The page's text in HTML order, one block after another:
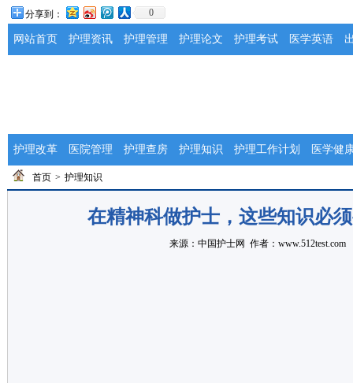
分享到： 0
网站首页 护理资讯 护理管理 护理论文 护理考试 医学英语
护理改革 医院管理 护理查房 护理知识 护理工作计划 医学健
首页 > 护理知识
在精神科做护士，这些知识必
来源： 中国护士网 作者：www.512test.com